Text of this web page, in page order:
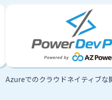
Azureでのクラウドネイティブな